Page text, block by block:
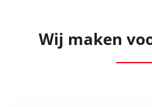
Wij maken